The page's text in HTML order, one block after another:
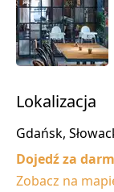
Lokalizacja
Gdańsk,
Dojedź za
Zobacz na